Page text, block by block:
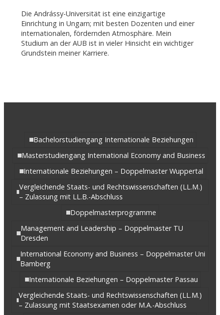
Die Andrássy-Universität ist eine einzigartige
Einrichtung in Ungarn; mit besten Dozenten und einer
internationalen, fördernden Atmosphäre. Mein
Studium an der AUB ist in vieler Hinsicht ein wichtiger
Grundstein meiner Karriere.
Bachelorstudiengang Internationale Beziehungen
Masterstudiengang International Economy and Business
Internationale Beziehungen – Doppelmaster Wuppertal
Vergleichende Staats- und Rechtswissenschaften (LL.M.)
– Zulassung mit LL.B.-Abschluss
Doppelmasterprogramme
Management and Leadership – Doppelmaster TU
Dresden
International Economy and Business – Doppelmaster Uni
Bamberg
Internationale Beziehungen – Doppelmaster Passau
Vergleichende Staats- und Rechtswissenschaften (LL.M.)
– Zulassung mit Staatsexamen oder M.A.-Abschluss